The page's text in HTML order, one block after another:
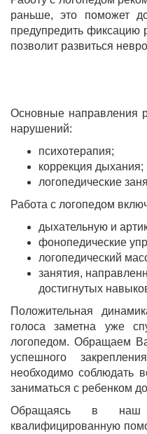
раньше, это поможет
предупредить фиксацию
позволит развиться
Основные направления
нарушений:
психотерапия;
коррекция дыхания;
логопедические
Работа с логопедом
дыхательную и
фонопедические
логопедический
занятия,
достигнутых
Положительная
голоса заметна уже
логопедом. Обращаем
успешного
необходимо соблюдать
заниматься с ребенком
Обращаясь в
квалифицированную